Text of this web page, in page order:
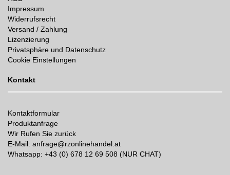
Impressum
Widerrufsrecht
Versand / Zahlung
Lizenzierung
Privatsphäre und Datenschutz
Cookie Einstellungen
Kontakt
Kontaktformular
Produktanfrage
Wir Rufen Sie zurück
E-Mail: anfrage@rzonlinehandel.at
Whatsapp: +43 (0) 678 12 69 508 (NUR CHAT)